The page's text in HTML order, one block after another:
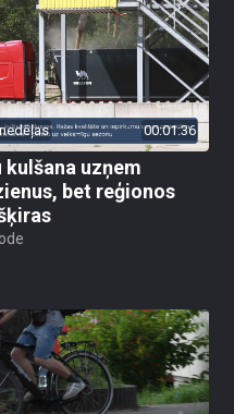
00:01:36
kulšana uzņem
bet reģionos